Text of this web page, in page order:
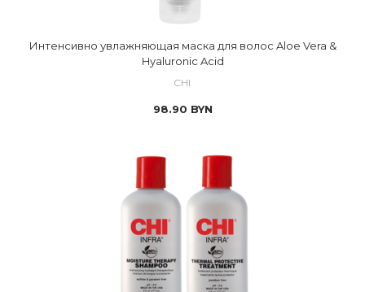
Интенсивно увлажняющая маска для волос Aloe Vera &
Hyaluronic Acid
CHI
98.90 BYN